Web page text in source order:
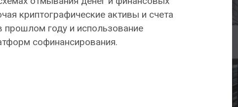
криптографические активы и счета
прошлом году и использование
софинансирования.